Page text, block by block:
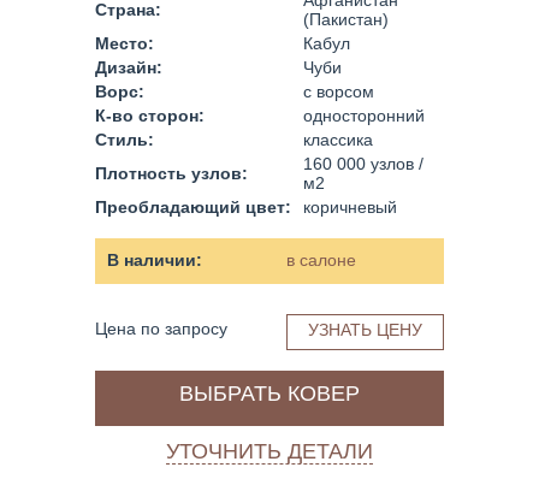
Страна:
(Пакистан)
Место:
Кабул
Дизайн:
Чуби
Ворс:
с ворсом
К-во сторон:
односторонний
Стиль:
классика
Плотность узлов:
160 000 узлов /
м2
Преобладающий цвет:
коричневый
В наличии: в салоне
Цена по запросу УЗНАТЬ ЦЕНУ
ВЫБРАТЬ КОВЕР
УТОЧНИТЬ ДЕТАЛИ